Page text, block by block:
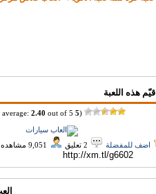
قيّم هذه اللعبة
(
5
2.40 out of 5)
اضف للمفضلة